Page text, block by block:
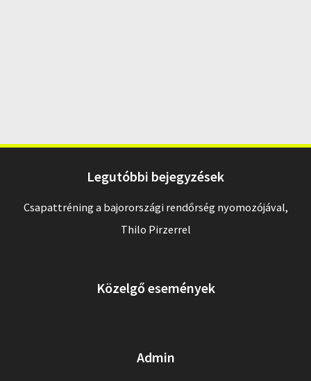
Legutóbbi bejegyzések
Csapattréning a bajorországi rendőrség nyomozójával,
Thilo Pirzerrel
Közelgő események
Admin